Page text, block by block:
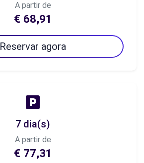
A partir de
€ 68,91
Reservar agora
7 dia(s)
A partir de
€ 77,31